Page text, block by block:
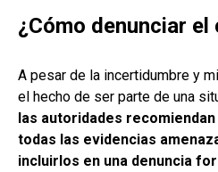
¿Cómo denunciar
A pesar de la incertidumbre y
el hecho de ser parte de una
las autoridades
todas las evidencias
incluirlos en una denuncia